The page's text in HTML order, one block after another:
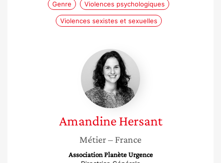
Genre Violences psychologiques
Violences sexistes et sexuelles
Amandine
Hersant
Amandine Hersant
Métier– France
Association Planète Urgence